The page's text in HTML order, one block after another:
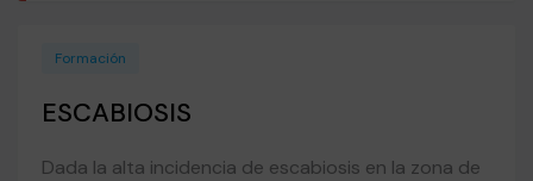
Formación
ESCABIOSIS
Dada la alta incidencia de escabiosis en la zona de